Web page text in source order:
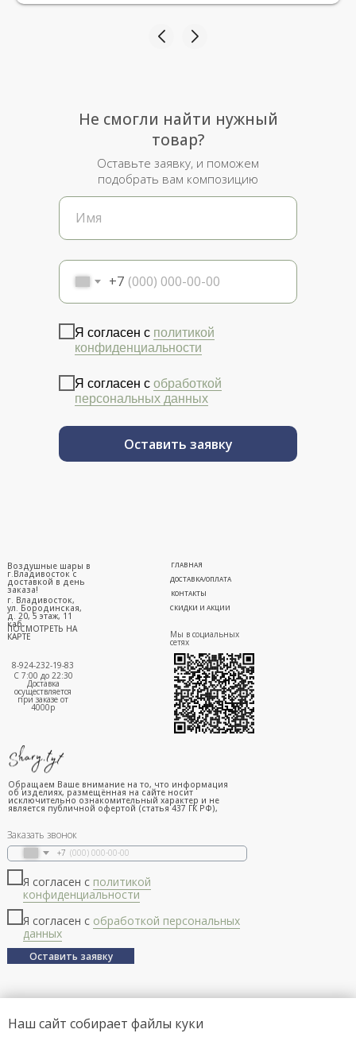
+7
Я согласен с политикой
конфиденциальности
Я согласен с обработкой
персональных данных
Оставить заявку
Не смогли найти нужный
товар?
Оставьте заявку, и поможем
подобрать вам композицию
г. Владивосток,
ул. Бородинская,
д. 20, 5 этаж, 11
каб.
ПОСМОТРЕТЬ НА
КАРТЕ
ГЛАВНАЯ
ДОСТАВКА/ОПЛАТА
СКИДКИ И АКЦИИ
КОНТАКТЫ
8-924-232-19-83
С 7:00 до 22:30
Доставка
осуществляется
при заказе от
4000р
Воздушные шары в
г.Владивосток с
доставкой в день
заказа!
Мы в социальных
сетях
Заказать звонок
+7
Я согласен с политикой
конфиденциальности
Я согласен с обработкой персональных
данных
Оставить заявку
Обращаем Ваше внимание на то, что информация
об изделиях, размещённая на сайте носит
исключительно ознакомительный характер и не
является публичной офертой (статья 437 ГК РФ),
Наш сайт собирает файлы куки